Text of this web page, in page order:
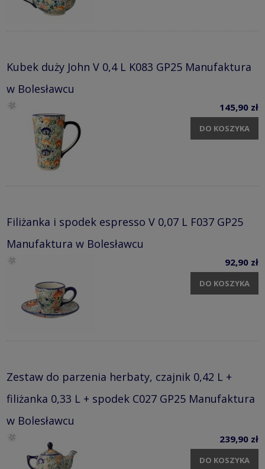
Kubek duży John V 0,4 L K083 GP25 Manufaktura
w Bolesławcu
145,90 zł
DO KOSZYKA
Filiżanka i spodek espresso V 0,07 L F037 GP25
Manufaktura w Bolesławcu
92,90 zł
DO KOSZYKA
Zestaw do parzenia herbaty, czajnik 0,42 L +
filiżanka 0,33 L + spodek C027 GP25 Manufaktura
w Bolesławcu
239,90 zł
DO KOSZYKA